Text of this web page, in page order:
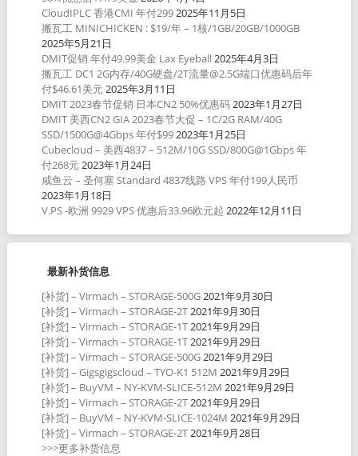
CloudIPLC 香港CMI 年付2992025年11月5日
搬瓦工 MINICHICKEN : $19/年 – 1核/1GB/20GB/1000GB
2025年5月21日
DMIT促销 年付49.99美金 Lax Eyeball 2025年4月3日
搬瓦工 DC1 2G内存/40G硬盘/2T流量@2.5G端口优惠码后年
付$46.61美元2025年3月11日
DMIT 2023春节促销 日本CN2 50%优惠码2023年1月27日
DMIT 美西CN2 GIA 2023春节大促 – 1C/2G RAM/40G
SSD/1500G@4Gbps 年付$992023年1月25日
Cubecloud – 美西4837 – 512M/10G SSD/800G@1Gbps 年
付268元2023年1月24日
咸鱼云 – 圣何塞 Standard 4837线路 VPS 年付199人民币
2023年1月18日
V.PS -欧洲 9929 VPS 优惠后33.96欧元起 2022年12月11日
最新补货信息
[补货] – Virmach – STORAGE-500G2021年9月30日
[补货] – Virmach – STORAGE-2T2021年9月30日
[补货] – Virmach – STORAGE-1T2021年9月29日
[补货] – Virmach – STORAGE-1T2021年9月29日
[补货] – Virmach – STORAGE-500G2021年9月29日
[补货] – Gigsgigscloud – TYO-K1 512M 2021年9月29日
[补货] – BuyVM – NY-KVM-SLICE-512M 2021年9月29日
[补货] – Virmach – STORAGE-2T2021年9月29日
[补货] – BuyVM – NY-KVM-SLICE-1024M 2021年9月29日
[补货] – Virmach – STORAGE-2T2021年9月28日
>>>更多补货信息